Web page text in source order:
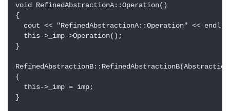
void RefinedAbstractionA::Operation()
{
  cout << "RefinedAbstractionA::Operation" << endl;
  this->_imp->Operation();
}
{
  this->_imp = imp;
}